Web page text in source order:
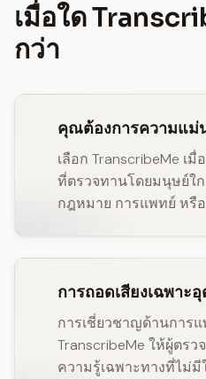
เมื่อใด
กว่า
คุณต้องการความแม่
เลือก TranscribeMe
ที่ตรวจทานโดยมนุษย์ใ
กฎหมาย การแพทย์ หรื
การถอดเสียงเฉพาะ
การเชี่ยวชาญด้านการ
TranscribeMe ให้ผู้ตร
ความรู้เฉพาะทางที่ไม่มี